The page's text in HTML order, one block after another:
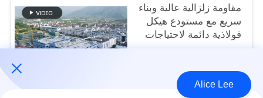
مقاومة زلزالية عالية وبناء
سريع مع مستودع هيكل
فولاذية دائمة لاحتياجات
Alice Lee